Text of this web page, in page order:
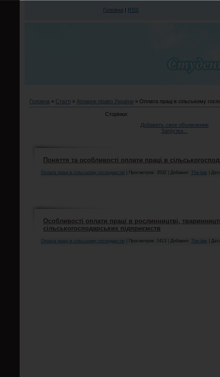
Головна | RSS
Головна » Статті » Аграрне право України » Оплата праці в сільському
Сторінки:
Добавить свое объявление
Загрузка...
Поняття та особливості оплати праці в
Оплата праці в сільському господарстві | Просмотров: 3532 | Добавил: The-law |
Особливості оплати праці в рослинництві,
сільськогосподарських підприємств
Оплата праці в сільському господарстві | Просмотров: 2413 | Добавил: The-law |